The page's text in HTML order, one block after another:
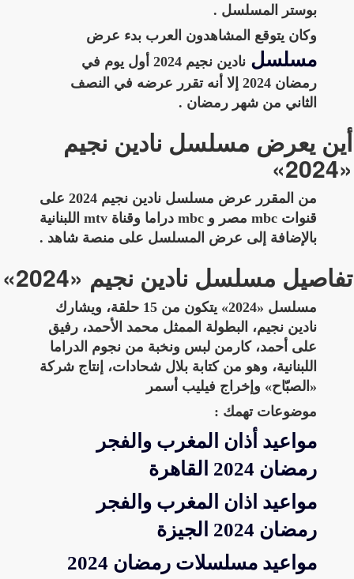
بوستر المسلسل .
وكان يتوقع المشاهدون العرب بدء عرض
مسلسل
نادين نجيم 2024 أول يوم في
رمضان 2024 إلا أنه تقرر عرضه في النصف
الثاني من شهر رمضان .
أين يعرض مسلسل نادين نجيم
«2024»
من المقرر عرض مسلسل نادين نجيم 2024 على
قنوات mbc مصر و mbc دراما وقناة mtv اللبنانية
بالإضافة إلى عرض المسلسل على منصة شاهد .
تفاصيل مسلسل نادين نجيم «2024»
مسلسل «2024» يتكون من 15 حلقة، ويشارك
نادين نجيم، البطولة الممثل محمد الأحمد، رفيق
على أحمد، كارمن لبس ونخبة من نجوم الدراما
اللبنانية، وهو من كتابة بلال شحادات، إنتاج شركة
«الصبّاح» وإخراج فيليب أسمر
موضوعات تهمك :
مواعيد أذان المغرب والفجر
رمضان 2024 القاهرة
مواعيد اذان المغرب والفجر
رمضان 2024 الجيزة
مواعيد مسلسلات رمضان 2024